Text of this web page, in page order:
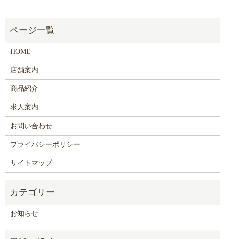
HOME
店舗案内
商品紹介
求人案内
お問い合わせ
プライバシーポリシー
サイトマップ
お知らせ